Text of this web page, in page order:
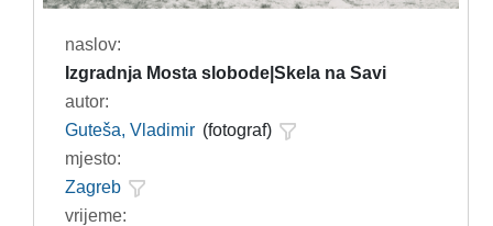
naslov:
Izgradnja Mosta slobode|Skela na Savi
autor:
Guteša, Vladimir (fotograf)
mjesto:
Zagreb
vrijeme: